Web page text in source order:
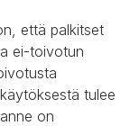
että palkitset
ei-toivotun
tulee
on